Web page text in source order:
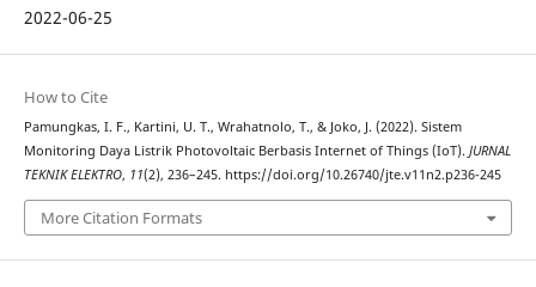
2022-06-25
How to Cite
Pamungkas, I. F., Kartini, U. T., Wrahatnolo, T., & Joko, J. (2022). Sistem
Monitoring Daya Listrik Photovoltaic Berbasis Internet of Things (IoT). JURNAL
TEKNIK ELEKTRO, 11(2), 236–245. https://doi.org/10.26740/jte.v11n2.p236-245
More Citation Formats